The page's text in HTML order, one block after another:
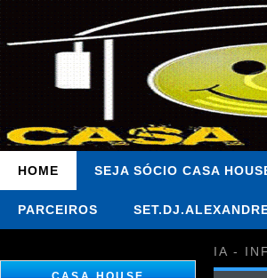
HOME SEJA SÓCIO CASA
PARCEIROS
IA -